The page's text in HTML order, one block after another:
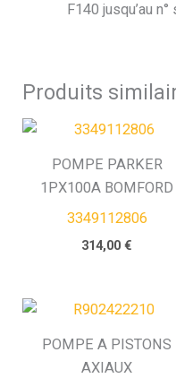
F140 jusqu’au
Produits
POMPE PARKER
1PX100A BOMFORD
3349112806
314,00€
POMPE A PISTONS
AXIAUX